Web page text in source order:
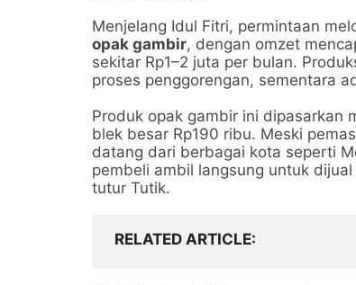
Menjelang Idul Fitri, permintaan
opak gambir, dengan omzet
sekitar Rp1–2 juta per bulan.
proses penggorengan, sementara
Produk opak gambir ini dipasarkan
blek besar Rp190 ribu. Meski
datang dari berbagai kota seperti
pembeli ambil langsung untuk
tutur Tutik.
RELATED ARTICLE